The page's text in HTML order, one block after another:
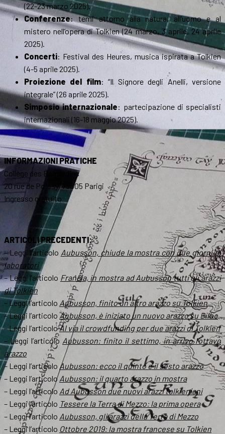
(22-23 marzo 2025).
Conferenze: temi attorno alla natura, all’uomo e al
mistero nell’opera di Tolkien (24 marzo, 3 aprile, 24 aprile
2025).
Concerti: Festival des Heures, musica ispirata a Tolkien
(4-5 aprile 2025).
Proiezione del film: “Il Signore degli Anelli, versione
integrale” (26 aprile 2025).
Simposio internazionale: partecipazione di specialisti
internazionali (16-18 maggio 2025).
INFORMAZIONI PRATICHE
Collège des Bernardins
20 rue de Poissy, 75005 Parigi
Ingresso gratuito
ARTICOLI PRECEDENTI:
– Leggi l’articolo Aubusson, chiude la mostra con due giorni di
laboratori
– Leggi l’articolo Francia, in mostra ad Aubusson tutti gli arazzi
di Tolkien
– Leggi l’articolo Aubusson, finito un altro arazzo su Tolkien
– Leggi l’articolo Aubusson, è iniziato un nuovo arazzo su Bilbo
– Leggi l’articoloAl via il crowdfunding per due arazzi di Tolkien
– Leggi l’articolo Aubusson: finito il settimo, in arrivo l’ottavo
arazzo
– Leggi l’articolo Aubusson: ecco il quinto e il sesto arazzo
– Leggi l’articoloAubusson: il quarto arazzo in mostra
– Leggi l’articolo Ad Aubusson due nuovi arazzi tolkieniani
– Leggi l’articolo Tessere la Terra di Mezzo: la prima opera
– Leggi l’articolo Aubusson, gli arazzi della Terra di Mezzo
– Leggi l’articolo Ottobre 2019: la mostra francese su Tolkien